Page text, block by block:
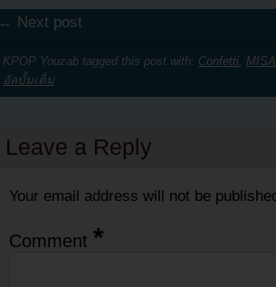
← Next post
KPOP Youzab tagged this post with: Confetti
อัลบั้มเต็ม
Leave a Reply
Your email address will not be
Comment *